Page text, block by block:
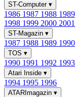
ST-Computer ▾
1986 1987 1988 1989
1998 1999 2000 2001
ST-Magazin ▾
1987 1988 1989 1990
TOS ▾
1990 1991 1992 1993
Atari Inside ▾
1994 1995 1996
ATARImagazin ▾